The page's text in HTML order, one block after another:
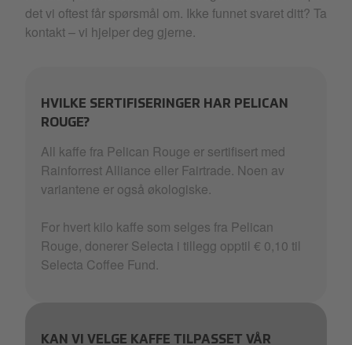
det vi oftest får spørsmål om. Ikke funnet svaret ditt? Ta
kontakt – vi hjelper deg gjerne.
HVILKE SERTIFISERINGER HAR PELICAN
ROUGE?
All kaffe fra Pelican Rouge er sertifisert med
Rainforrest Alliance eller Fairtrade. Noen av
variantene er også økologiske.
For hvert kilo kaffe som selges fra Pelican
Rouge, donerer Selecta i tillegg opptil € 0,10 til
Selecta Coffee Fund.​
KAN VI VELGE KAFFE TILPASSET VÅR